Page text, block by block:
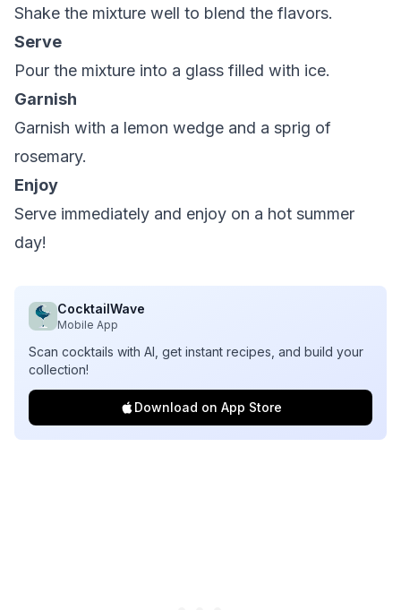
Shake the mixture well to blend the flavors.
Serve
Pour the mixture into a glass filled with ice.
Garnish
Garnish with a lemon wedge and a sprig of
rosemary.
Enjoy
Serve immediately and enjoy on a hot summer
day!
CocktailWave
Mobile App
Scan cocktails with AI, get instant recipes, and build your
collection!
Download on App Store